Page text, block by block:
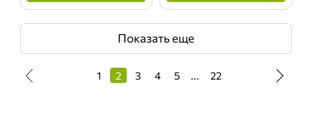
Показать еще
1 2 3 4 5 ... 22